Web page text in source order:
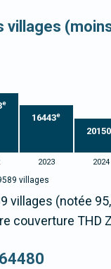
villages
e
16443e
20150
2023 2024
villages
villages (notée
couverture THD